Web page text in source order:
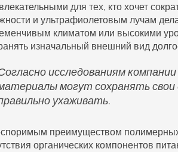
для тех, кто хочет
и ультрафиолетовым лучам
климатом или высокими
изначальный внешний вид
исследованиям
могут сохранять свои
ухаживать.
преимуществом полимерных
органических компонентов